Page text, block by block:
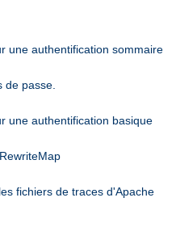
une authentification sommaire
de passe.
une authentification basique
fichiers de traces d'Apache